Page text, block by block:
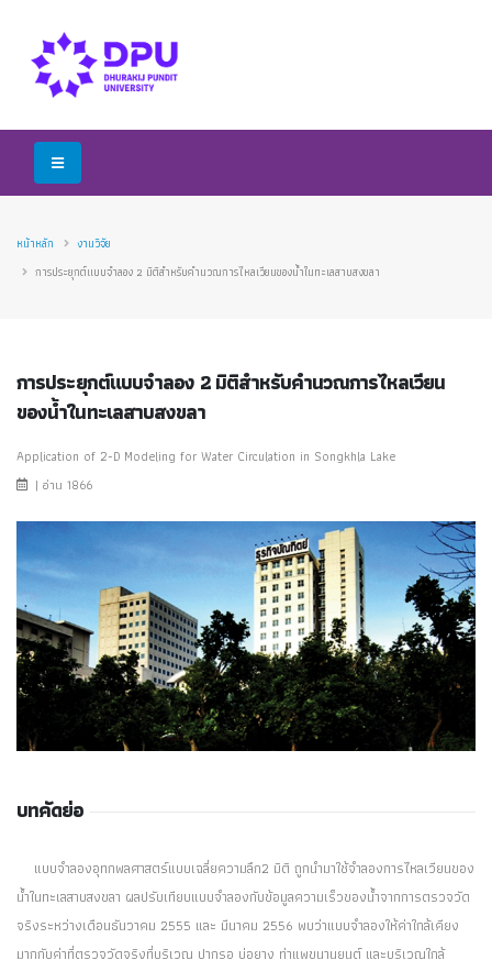
หน้าหลัก
งานวิจัย
การประยุกต์แบบจำลอง 2 มิติสำหรับคำนวณการไหลเวียนของน้ำในทะเลสาบสงขลา
การประยุกต์แบบจำลอง 2 มิติสำหรับคำนวณการไหลเวียน
ของน้ำในทะเลสาบสงขลา
Application of 2-D Modeling for Water Circulation in Songkhla Lake
| อ่าน 1866
บทคัดย่อ
แบบจำลองอุทกพลศาสตร์แบบเฉลี่ยความลึก2 มิติ ถูกนำมาใช้จำลองการไหลเวียนของ
น้ำในทะเลสาบสงขลา ผลปรับเทียบแบบจำลองกับข้อมูลความเร็วของน้ำจากการตรวจวัด
จริงระหว่างเดือนธันวาคม 2555 และ มีนาคม 2556 พบว่าแบบจำลองให้ค่าใกล้เคียง
มากกับค่าที่ตรวจวัดจริงที่บริเวณ ปากรอ บ่อยาง ท่าแพขนานยนต์ และบริเวณใกล้